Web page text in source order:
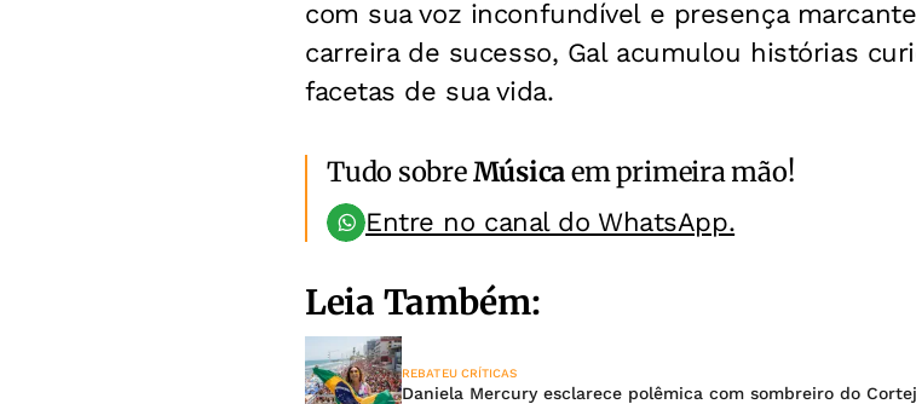
com sua voz inconfundível e presença
carreira de sucesso, Gal acumulou histórias
facetas de sua vida.
Tudo sobreMúsicaem primeira mão!
Entre no canal do WhatsApp.
Leia Também:
REBATEU CRÍTICAS
Daniela Mercury esclarece polêmica com sombreiro do